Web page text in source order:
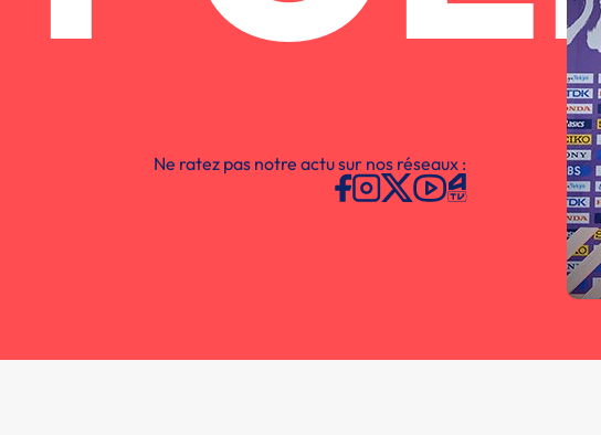
Ne ratez pas notre actu sur nos réseaux :